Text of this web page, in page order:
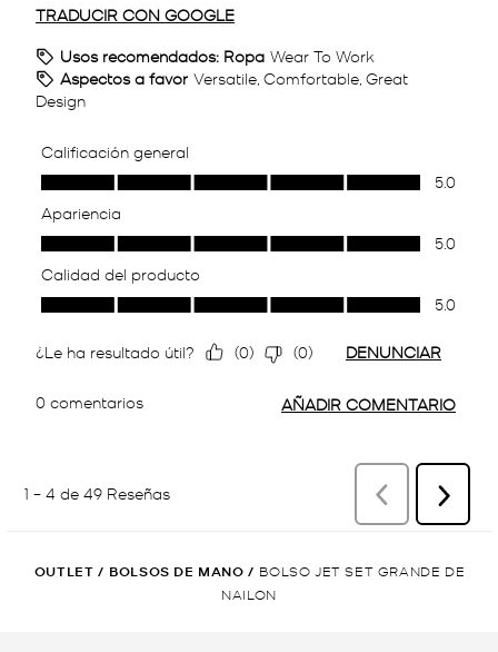
OUTLET / BOLSOS DE MANO / BOLSO JET SET GRANDE DE
NAILON